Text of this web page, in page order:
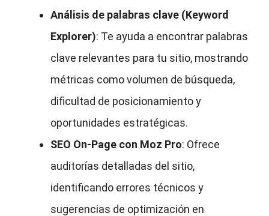
Análisis de palabras clave (Keyword
Explorer): Te ayuda a encontrar palabras
clave relevantes para tu sitio, mostrando
métricas como volumen de búsqueda,
dificultad de posicionamiento y
oportunidades estratégicas.
SEO On-Page con Moz Pro: Ofrece
auditorías detalladas del sitio,
identificando errores técnicos y
sugerencias de optimización en